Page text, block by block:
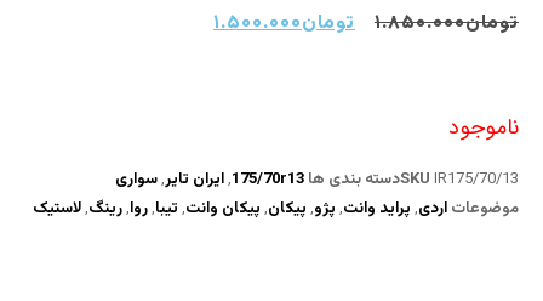
تومان۱.۸۵۰.۰۰۰ تومان۱.۵۰۰.۰۰۰
ناموجود
SKU IR175/70/13 دسته بندی ها 175/70r13
,ایران تایر,سواری
موضوعات اردی, پراید وانت, پژو, پیکان, پیکان وانت, تیبا,روا,رینگ,لاستیک